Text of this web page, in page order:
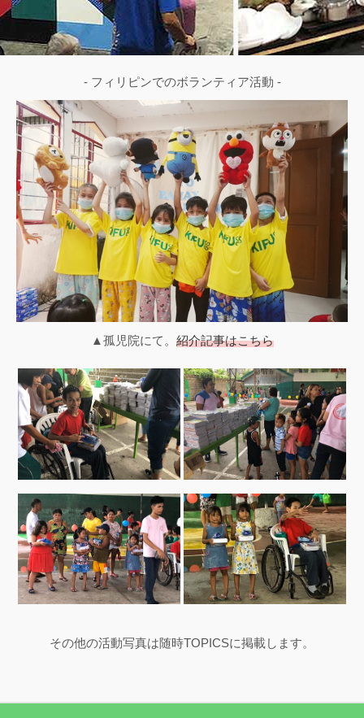
- フィリピンでのボランティア活動 -
▲孤児院にて。 紹介記事はこちら
その他の活動写真は随時TOPICSに掲載します。